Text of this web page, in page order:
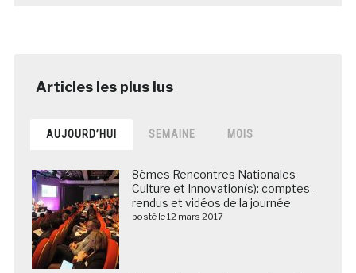
AUJOURD’HUI SEMAINE MOIS
8èmes Rencontres Nationales
Culture et Innovation(s): comptes-
rendus et vidéos de la journée
posté le 12 mars 2017